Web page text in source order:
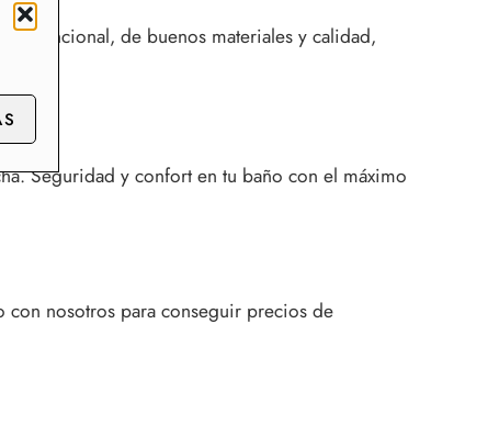
funcional, de buenos materiales y calidad,
Seguridad y confort en tu baño con el máximo
con nosotros para conseguir precios de